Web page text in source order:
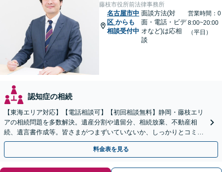
藤枝市役所前法律事務所
名古屋市中
区 からも
相談受付中
面談方法(対
面・電話・ビデ
オなど)は応相
談
営業時間：0
8:00~20:00
（平日）
認知症の相続
【東海エリア対応】【電話相談可】【初回相談無料】静岡・藤枝エリ
アの相続問題を多数解決。遺産分割や遺留分、相続放棄、不動産相
続、遺言書作成等。皆さまがつまずいていないか、しっかりとコミュ
ニケーションを取りながらお話を進めます【休日夜間相談可】
料金表を見る